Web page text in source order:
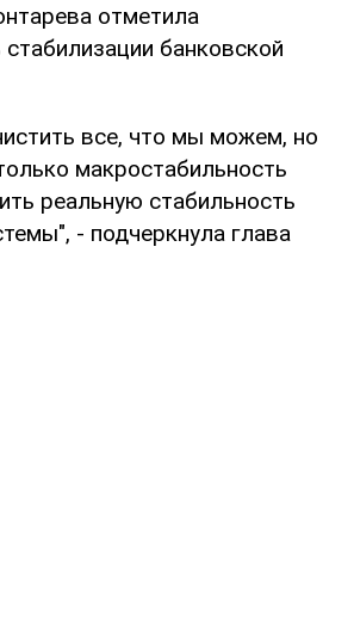
отметила
банковской
все, что мы можем, но
макростабильность
реальную стабильность
- подчеркнула глава